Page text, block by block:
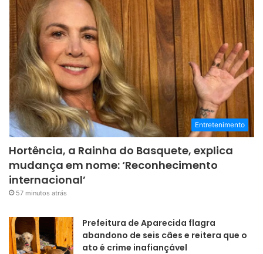
Entretenimento
Hortência, a Rainha do Basquete, explica
mudança em nome: ‘Reconhecimento
internacional’
57 minutos atrás
Prefeitura de Aparecida flagra
abandono de seis cães e reitera que o
ato é crime inafiançável